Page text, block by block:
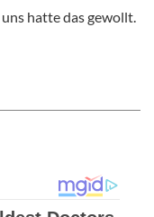
hatte das gewollt.